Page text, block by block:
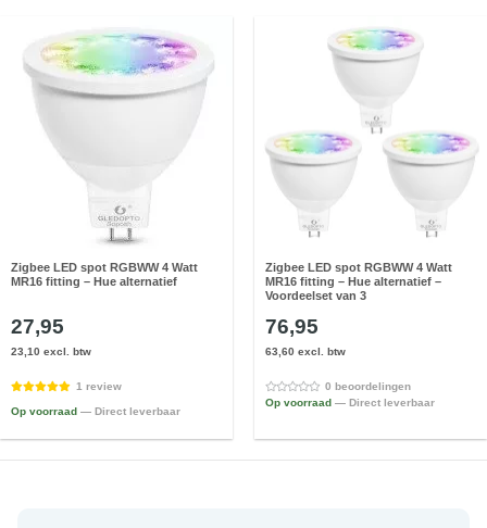
Zigbee LED spot RGBWW 4 Watt
MR16 fitting – Hue alternatief
27,95
23,10 excl. btw
1 review
Op voorraad — Direct leverbaar
Zigbee LED spot RGBWW 4 Watt
MR16 fitting – Hue alternatief –
Voordeelset van 3
76,95
63,60 excl. btw
0 beoordelingen
Op voorraad — Direct leverbaar